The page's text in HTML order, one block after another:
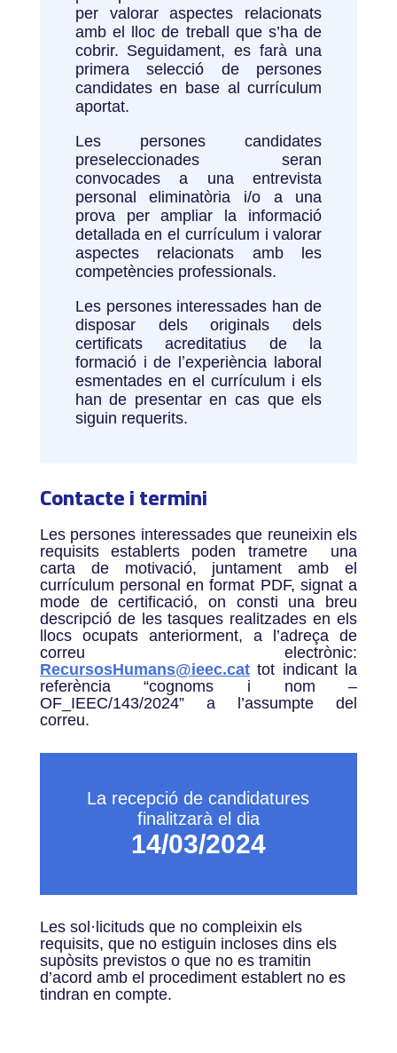
per valorar aspectes relacionats
amb el lloc de treball que s’ha de
cobrir. Seguidament, es farà una
primera selecció de persones
candidates en base al currículum
aportat.
Les persones candidates
preseleccionades seran
convocades a una entrevista
personal eliminatòria i/o a una
prova per ampliar la informació
detallada en el currículum i valorar
aspectes relacionats amb les
competències professionals.
Les persones interessades han de
disposar dels originals dels
certificats acreditatius de la
formació i de lʼexperiència laboral
esmentades en el currículum i els
han de presentar en cas que els
siguin requerits.
Contacte i termini
Les persones interessades que reuneixin els
requisits establerts poden trametre una
carta de motivació, juntament amb el
currículum personal en format PDF, signat a
mode de certificació, on consti una breu
descripció de les tasques realitzades en els
llocs ocupats anteriorment, a l’adreça de
correu electrònic:
RecursosHumans@ieec.cattot indicant la
referència “cognoms i nom –
OF_IEEC/143/2024” a l’assumpte del
correu.
La recepció de candidatures
finalitzarà el dia
14/03/2024
Les sol·licituds que no compleixin els
requisits, que no estiguin incloses dins els
supòsits previstos o que no es tramitin
d’acord amb el procediment establert no es
tindran en compte.